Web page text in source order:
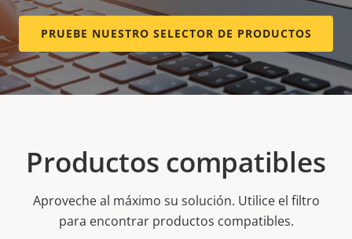
PRUEBE NUESTRO SELECTOR DE PRODUCTOS
Productos compatibles
Aproveche al máximo su solución. Utilice el filtro
para encontrar productos compatibles.